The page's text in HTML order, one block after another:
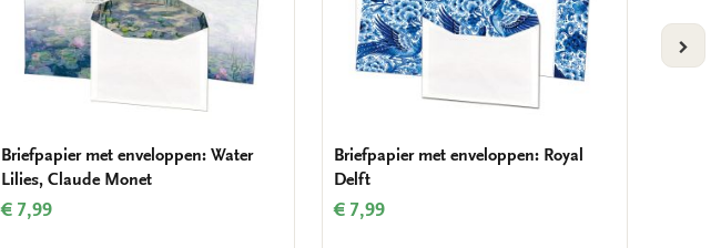
Briefpapier met enveloppen: Water
Lilies, Claude Monet
€ 7,99
Briefpapier met enveloppen: Royal
Delft
€ 7,99